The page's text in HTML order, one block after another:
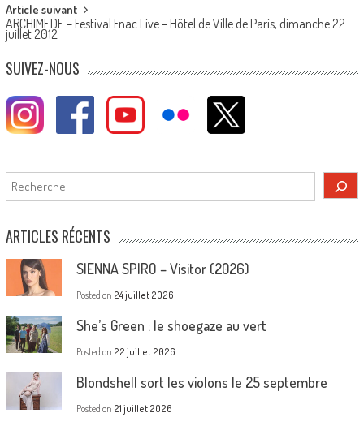
Article suivant
ARCHIMEDE – Festival Fnac Live – Hôtel de Ville de Paris, dimanche 22
juillet 2012
SUIVEZ-NOUS
Rechercher
ARTICLES RÉCENTS
SIENNA SPIRO – Visitor (2026)
Posted on 24 juillet 2026
She’s Green : le shoegaze au vert
Posted on 22 juillet 2026
Blondshell sort les violons le 25 septembre
Posted on 21 juillet 2026